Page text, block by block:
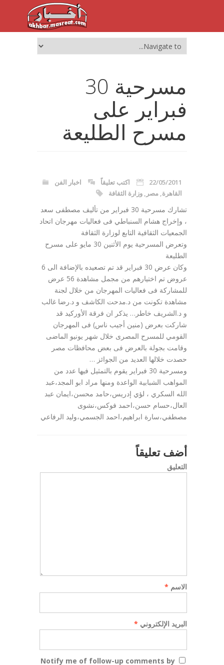
مسرحية 30
فبراير على
مسرح الطليعة
22/05/2011 اكتب تعليقاً
اخبار الفن
القاهرة, مصر , وزارة الثقافة
تشارك مسرحية 30 فبراير من تأليف مصطفى سعد
، وإخراج هشام السنباطي فى فعاليات مهرجان اتحاد
الجمعيات الثقافية التابع لوزارة الثقافة
وتعرض المسرحية يوم الأثنين 30 مايو على مسرح
الطليعة
وكان عرض 30 فبراير قد تم تصعيده بالإضافة الى 6
عروض تم اختيارهم من مجمل مشاهدة 56 عرض
للمشاركة فى فعاليات المهرجان من خلال لجنة
مشاهدة تكونت من د.مدحت الكاشف و د.رضا غالب
و د.الشريف خاطر… يذكر ان فرقة الأوركيد قد
شاركت بعرض (منين أجيب ناس) فى المهرجان
القومي للمسرح المصرى خلال شهر يونيو الماضى
وقامت بجولة بالعرض فى بعض محافظات مصر
حصدت خلالها العديد من الجوائز …
ومسرحية 30 فبراير يقوم بالتمثيل فيها عدد من
المواهب الشبابية الواعدة ومنها مراد ابو المجد،عبد
الله السكري ، لؤي إدريس،حامد محسن،ايمان عبد
العال،حسام حسن،احمد فوكس،نشوى
مصطفي،سارة ابراهيم،احمد الجسمي،وليد الرفاعي
أضف تعليقاً
التعليق
الاسم *
البريد الإلكتروني *
Notify me of follow-up comments by